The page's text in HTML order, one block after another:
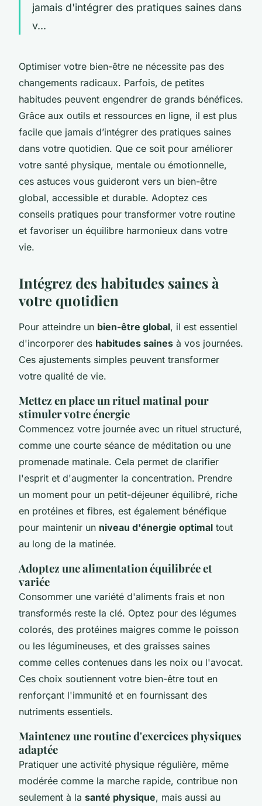
jamais d'intégrer des pratiques saines dans
v...
Optimiser votre bien-être ne nécessite pas des
changements radicaux. Parfois, de petites
habitudes peuvent engendrer de grands bénéfices.
Grâce aux outils et ressources en ligne, il est plus
facile que jamais d’intégrer des pratiques saines
dans votre quotidien. Que ce soit pour améliorer
votre santé physique, mentale ou émotionnelle,
ces astuces vous guideront vers un bien-être
global, accessible et durable. Adoptez ces
conseils pratiques pour transformer votre routine
et favoriser un équilibre harmonieux dans votre
vie.
Intégrez des habitudes saines à
votre quotidien
Pour atteindre un bien-être global, il est essentiel
d'incorporer des habitudes saines à vos journées.
Ces ajustements simples peuvent transformer
votre qualité de vie.
Mettez en place un rituel matinal pour
stimuler votre énergie
Commencez votre journée avec un rituel structuré,
comme une courte séance de méditation ou une
promenade matinale. Cela permet de clarifier
l'esprit et d'augmenter la concentration. Prendre
un moment pour un petit-déjeuner équilibré, riche
en protéines et fibres, est également bénéfique
pour maintenir un niveau d'énergie optimal tout
au long de la matinée.
Adoptez une alimentation équilibrée et
variée
Consommer une variété d'aliments frais et non
transformés reste la clé. Optez pour des légumes
colorés, des protéines maigres comme le poisson
ou les légumineuses, et des graisses saines
comme celles contenues dans les noix ou l'avocat.
Ces choix soutiennent votre bien-être tout en
renforçant l'immunité et en fournissant des
nutriments essentiels.
Maintenez une routine d'exercices physiques
adaptée
Pratiquer une activité physique régulière, même
modérée comme la marche rapide, contribue non
seulement à la santé physique, mais aussi au